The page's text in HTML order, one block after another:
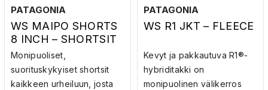
PATAGONIA
WS MAIPO SHORTS
8 INCH – SHORTSIT
Monipuoliset,
suorituskykyiset shortsit
kaikkeen urheiluun, josta
PATAGONIA
WS R1 JKT – FLEECE
Kevyt ja pakkautuva R1®-
hybriditakki on
monipuolinen välikerros